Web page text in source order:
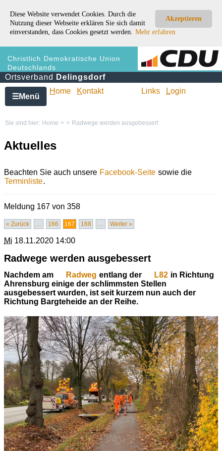
Akzeptieren
Diese Website verwendet Cookies. Durch die
Nutzung dieser Webseite erklären Sie sich damit
einverstanden, dass Cookies gesetzt werden. Mehr erfahren
Christlich Demokratische Union
Deutschlands
Ortsverband Delingsdorf
☰Menü
Home Kontakt Links Login
Sie sind hier: Home > > Radwege werden ausgebessert
Aktuelles
Beachten Sie auch unsere Facebook-Seite sowie die
Terminliste.
Meldung 167 von 358
« Zurück … 166 167 168 … Weiter »
Mi 18.11.2020 14:00
Radwege werden ausgebessert
Nachdem am Radweg entlang der L82 in Richtung
Ahrensburg einige der schlimmsten Stellen
ausgebessert wurden, ist seit kurzem nun auch der
Richtung Bargteheide an der Reihe.